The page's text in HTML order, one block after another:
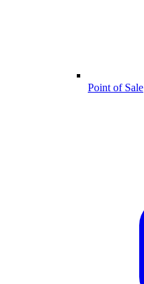
Point of Sale